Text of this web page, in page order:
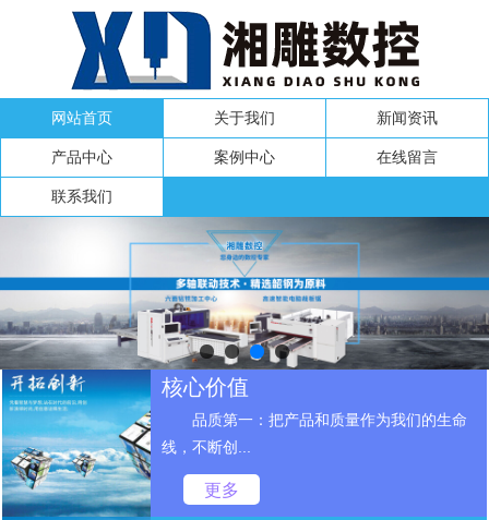
网站首页 关于我们 新闻资讯
产品中心 案例中心 在线留言
联系我们
核心价值
品质第一：把产品和质量作为我们的生命
线，不断创...
更多